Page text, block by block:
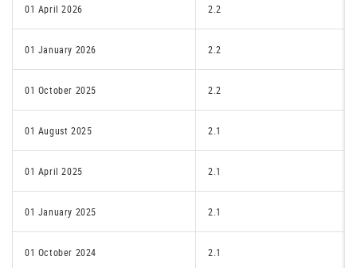
01 April 2026 2.2
01 January 2026 2.2
01 October 2025 2.2
01 August 2025 2.1
01 April 2025 2.1
01 January 2025 2.1
01 October 2024 2.1